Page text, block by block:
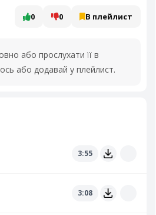
0 0 В плейлист
або прослухати її в
або додавай у плейлист.
3:55
3:08